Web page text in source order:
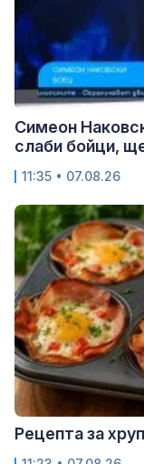
Симеон
слаби бойци,
11:35 • 07.08.26
Рецепта за